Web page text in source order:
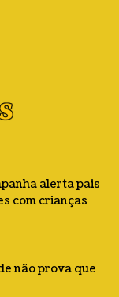
alerta pais
com crianças
não prova que